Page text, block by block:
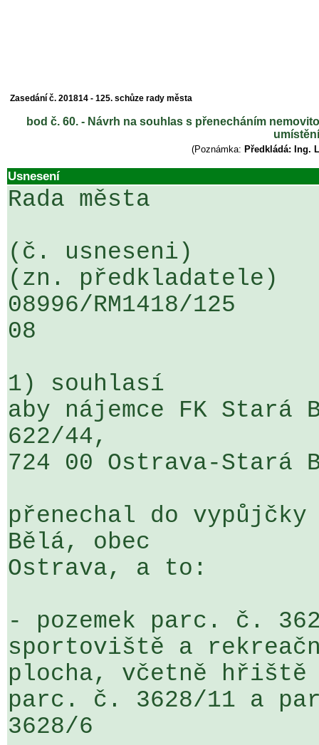
Zasedání č. 201814 - 125. schůze rady města
bod č. 60. - Návrh na souhlas s přenecháním
(Poznámka: Předkládá: Ing.
Usnesení
Rada města
(č. usneseni)
(zn. předkladatele)
08996/RM1418/
08
1) souhlasí
aby nájemce FK
622/44,
724 00 Ostrava-Stará
přenechal do
Bělá, obec
Ostrava, a to:
- pozemek parc. č.
sportoviště a
plocha, včetně hřiště
parc. č. 3628/11 a
3628/6